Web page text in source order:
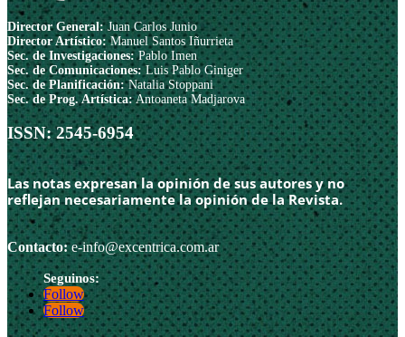
Director General:Juan Carlos Junio
Director Artístico: Manuel Santos Iñurrieta
Sec. de Investigaciones:Pablo Imen
Sec. de Comunicaciones:Luis Pablo Giniger
Sec. de Planificación:Natalia Stoppani
Sec. de Prog. Artística:Antoaneta Madjarova
ISSN: 2545-6954
Las notas expresan la opinión de sus autores y no
reflejan necesariamente la opinión de la Revista.
Contacto:e-info@excentrica.com.ar
Follow
Follow